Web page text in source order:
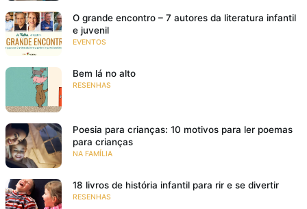
O grande encontro – 7 autores da literatura infantil
e juvenil
EVENTOS
Bem lá no alto
RESENHAS
Poesia para crianças: 10 motivos para ler poemas
para crianças
NA FAMÍLIA
18 livros de história infantil para rir e se divertir
RESENHAS